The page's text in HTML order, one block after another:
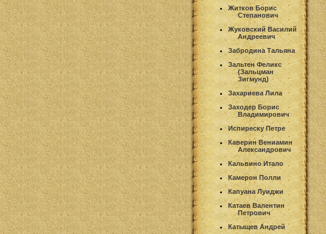
Житков Борис
Степанович
Жуковский Василий
Андреевич
Забродина Тальяна
Зальтен Феликс
(Зальцман
Зигмунд)
Захариева Лила
Заходер Борис
Владимирович
Испиреску Петре
Каверин Вениамин
Александрович
Кальвино Итало
Камерон Полли
Капуана Луиджи
Катаев Валентин
Петрович
Катыщев Андрей